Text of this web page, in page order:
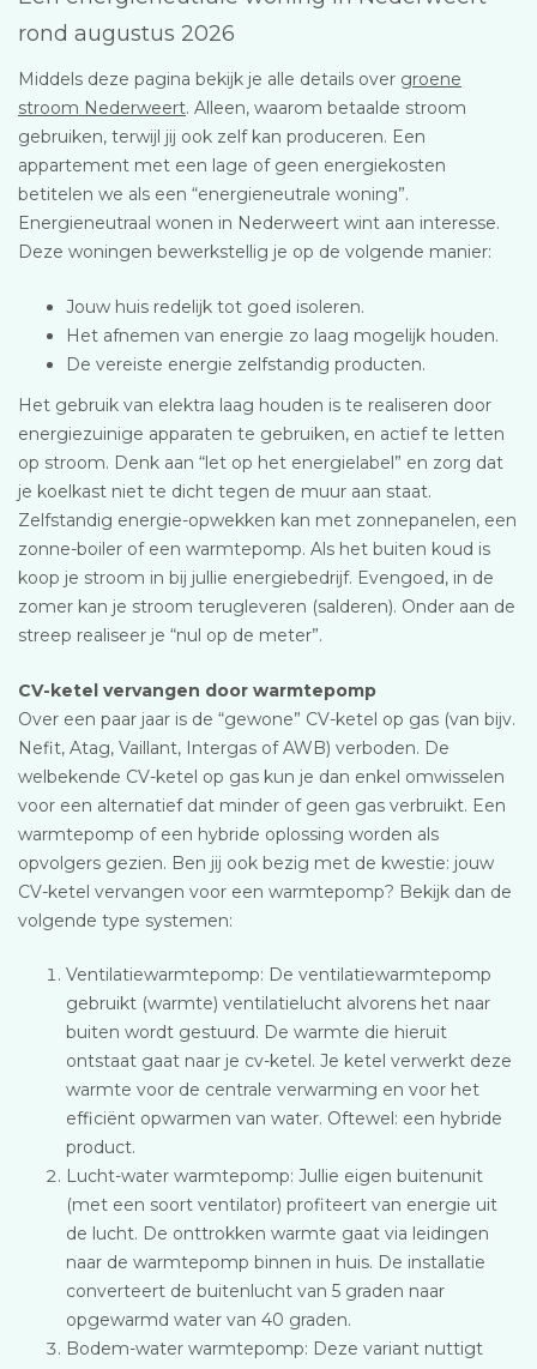
rond augustus 2026
Middels deze pagina bekijk je alle details over groene
stroom Nederweert. Alleen, waarom betaalde stroom
gebruiken, terwijl jij ook zelf kan produceren. Een
appartement met een lage of geen energiekosten
betitelen we als een “energieneutrale woning”.
Energieneutraal wonen in Nederweert wint aan interesse.
Deze woningen bewerkstellig je op de volgende manier:
Jouw huis redelijk tot goed isoleren.
Het afnemen van energie zo laag mogelijk houden.
De vereiste energie zelfstandig producten.
Het gebruik van elektra laag houden is te realiseren door
energiezuinige apparaten te gebruiken, en actief te letten
op stroom. Denk aan “let op het energielabel” en zorg dat
je koelkast niet te dicht tegen de muur aan staat.
Zelfstandig energie-opwekken kan met zonnepanelen, een
zonne-boiler of een warmtepomp. Als het buiten koud is
koop je stroom in bij jullie energiebedrijf. Evengoed, in de
zomer kan je stroom terugleveren (salderen). Onder aan de
streep realiseer je “nul op de meter”.
CV-ketel vervangen door warmtepomp
Over een paar jaar is de “gewone” CV-ketel op gas (van bijv.
Nefit, Atag, Vaillant, Intergas of AWB) verboden. De
welbekende CV-ketel op gas kun je dan enkel omwisselen
voor een alternatief dat minder of geen gas verbruikt. Een
warmtepomp of een hybride oplossing worden als
opvolgers gezien. Ben jij ook bezig met de kwestie: jouw
CV-ketel vervangen voor een warmtepomp? Bekijk dan de
volgende type systemen:
Ventilatiewarmtepomp: De ventilatiewarmtepomp
gebruikt (warmte) ventilatielucht alvorens het naar
buiten wordt gestuurd. De warmte die hieruit
ontstaat gaat naar je cv-ketel. Je ketel verwerkt deze
warmte voor de centrale verwarming en voor het
efficiënt opwarmen van water. Oftewel: een hybride
product.
Lucht-water warmtepomp: Jullie eigen buitenunit
(met een soort ventilator) profiteert van energie uit
de lucht. De onttrokken warmte gaat via leidingen
naar de warmtepomp binnen in huis. De installatie
converteert de buitenlucht van 5 graden naar
opgewarmd water van 40 graden.
Bodem-water warmtepomp: Deze variant nuttigt